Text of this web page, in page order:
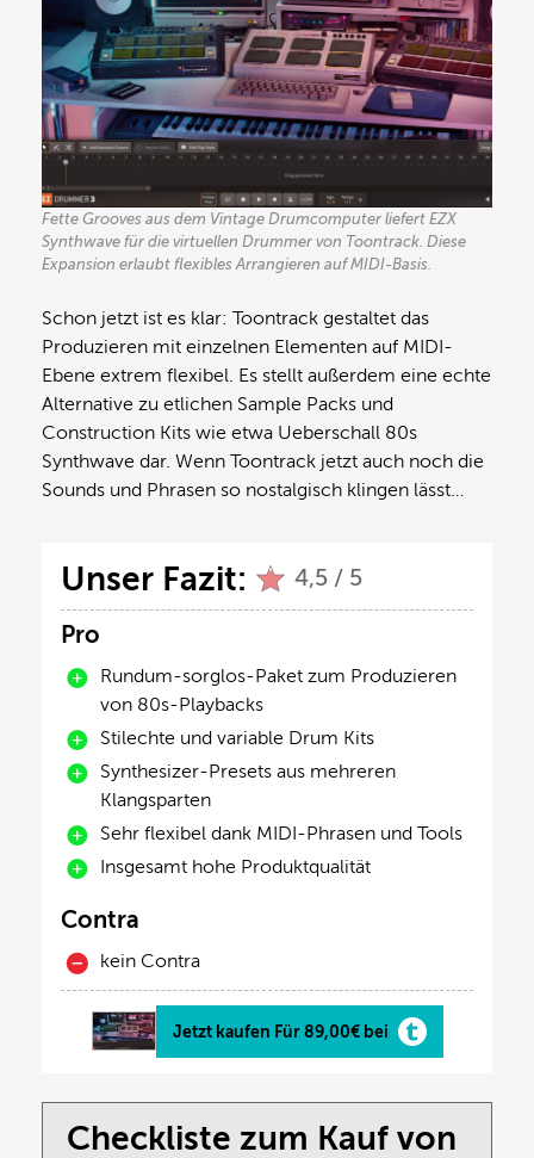
Fette Grooves aus dem Vintage Drumcomputer liefert EZX
Synthwave für die virtuellen Drummer von Toontrack. Diese
Expansion erlaubt flexibles Arrangieren auf MIDI-Basis.
Schon jetzt ist es klar: Toontrack gestaltet das
Produzieren mit einzelnen Elementen auf MIDI-
Ebene extrem flexibel. Es stellt außerdem eine echte
Alternative zu etlichen Sample Packs und
Construction Kits wie etwa Ueberschall 80s
Synthwave dar. Wenn Toontrack jetzt auch noch die
Sounds und Phrasen so nostalgisch klingen lässt…
Unser Fazit: 4,5 / 5
Pro
Rundum-sorglos-Paket zum Produzieren
von 80s-Playbacks
Stilechte und variable Drum Kits
Synthesizer-Presets aus mehreren
Klangsparten
Sehr flexibel dank MIDI-Phrasen und Tools
Insgesamt hohe Produktqualität
Contra
kein Contra
Jetzt kaufen Für 89,00€ bei
Checkliste zum Kauf von